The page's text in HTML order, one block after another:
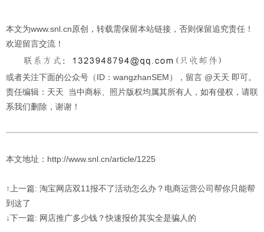
本文为www.snl.cn原创，转载需保留本站链接，否则保留追究责任！
欢迎留言交流！
或者关注下面的公众号（ID：wangzhanSEM），留言 @天天 即可。
责任编辑：天天 当中商标、照片版权均属其所有人，如有侵权，请联
系我们删除，谢谢！
本文地址：http://www.snl.cn/article/1225
↑上一篇: 淘宝网店双11报不了活动怎么办？电商运营公司帮你只能帮
到这了
↓下一篇: 网店推广多少钱？快速报价其实全是骗人的